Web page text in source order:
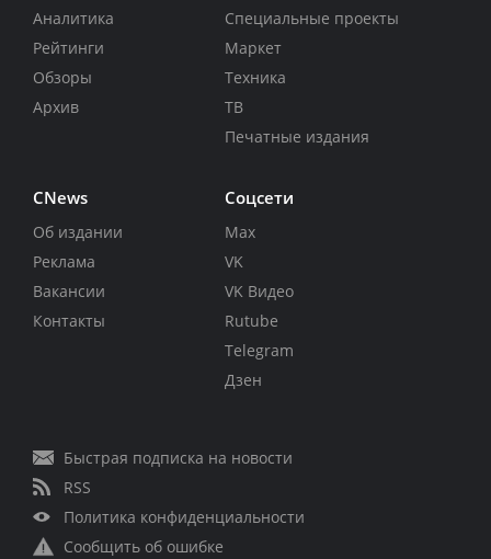
Аналитика
Рейтинги
Обзоры
Архив
Специальные проекты
Маркет
Техника
ТВ
Печатные издания
CNews
Об издании
Реклама
Вакансии
Контакты
Соцсети
Max
VK
VK Видео
Rutube
Telegram
Дзен
Быстрая подписка на новости
RSS
Политика конфиденциальности
Сообщить об ошибке